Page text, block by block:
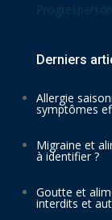
Derniers
Allergie
symptômes
Migraine et
à identifier ?
Goutte et
interdits et